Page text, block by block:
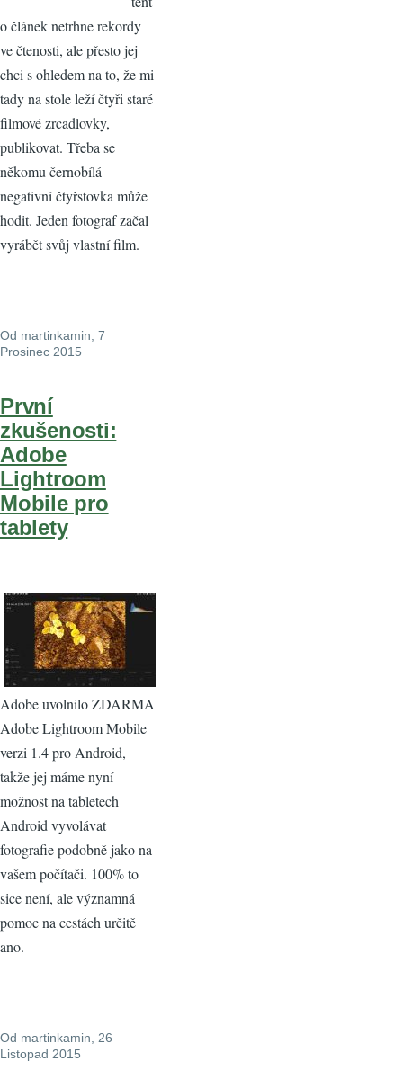
o článek netrhne rekordy
ve čtenosti, ale přesto jej
chci s ohledem na to, že mi
tady na stole leží čtyři staré
filmové zrcadlovky,
publikovat. Třeba se
někomu černobílá
negativní čtyřstovka může
hodit. Jeden fotograf začal
vyrábět svůj vlastní film.
Od martinkamin , 7
Prosinec 2015
První
zkušenosti:
Adobe
Lightroom
Mobile pro
tablety
Adobe uvolnilo ZDARMA
Adobe Lightroom Mobile
verzi 1.4 pro Android,
takže jej máme nyní
možnost na tabletech
Android vyvolávat
fotografie podobně jako na
vašem počítači. 100% to
sice není, ale významná
pomoc na cestách určitě
ano.
Od martinkamin , 26
Listopad 2015